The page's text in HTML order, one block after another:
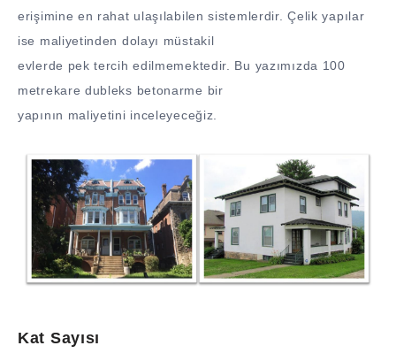
erişimine en rahat ulaşılabilen sistemlerdir. Çelik yapılar
ise maliyetinden dolayı müstakil
evlerde pek tercih edilmemektedir. Bu yazımızda 100
metrekare dubleks betonarme bir
yapının maliyetini inceleyeceğiz.
Kat Sayısı